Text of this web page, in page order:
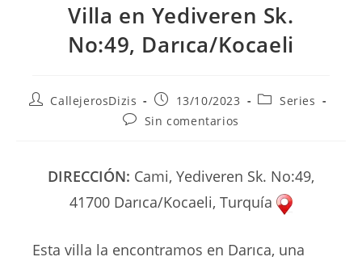
Villa en Yediveren Sk.
No:49, Darıca/Kocaeli
AutorCallejerosDizis
Publicación
la
13/10/2023
Categoría
Series
Comentarios
Sin comentarios
DIRECCIÓN: Cami, Yediveren Sk. No:49,
41700 Darıca/Kocaeli, Turquía
Esta villa la encontramos en Darıca, una